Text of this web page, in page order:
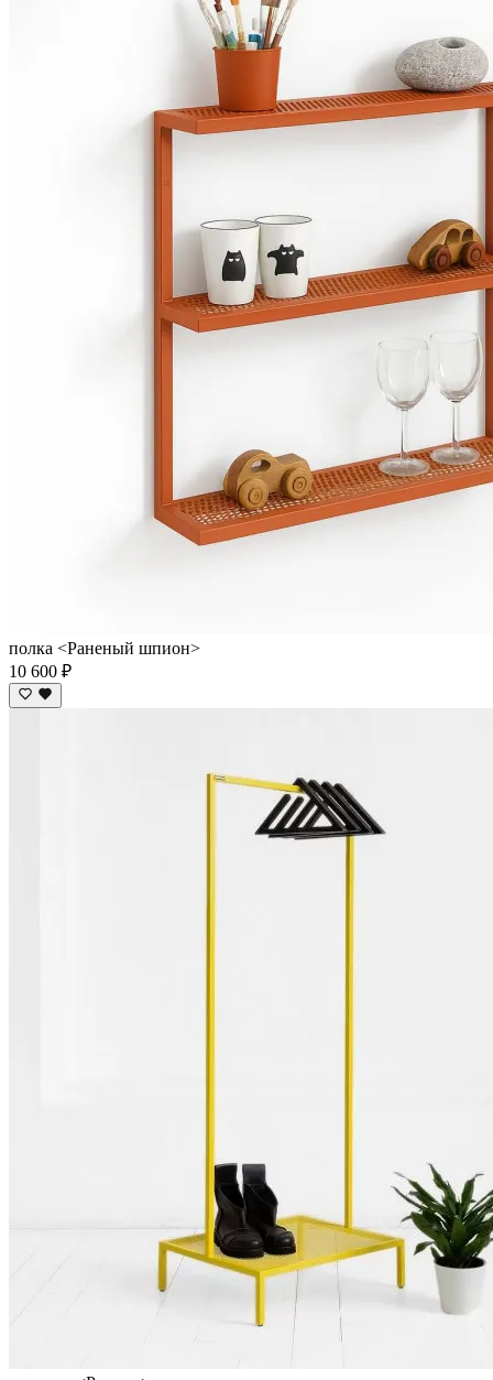
полка <Раненый шпион>
10 600 ₽